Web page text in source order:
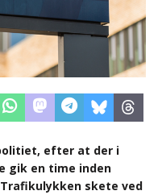
efter at der i
gik en time inden
skete ved